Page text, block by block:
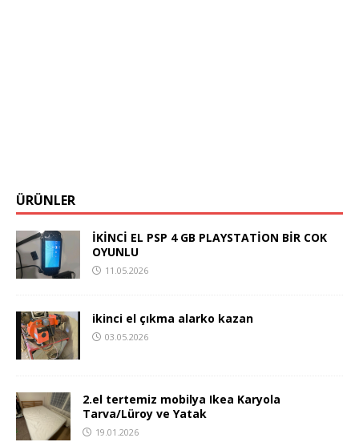
ÜRÜNLER
İKİNCİ EL PSP 4 GB PLAYSTATİON BİR COK
OYUNLU
11.05.2026
ikinci el çıkma alarko kazan
03.05.2026
2.el tertemiz mobilya Ikea Karyola
Tarva/Lüroy ve Yatak
19.01.2026